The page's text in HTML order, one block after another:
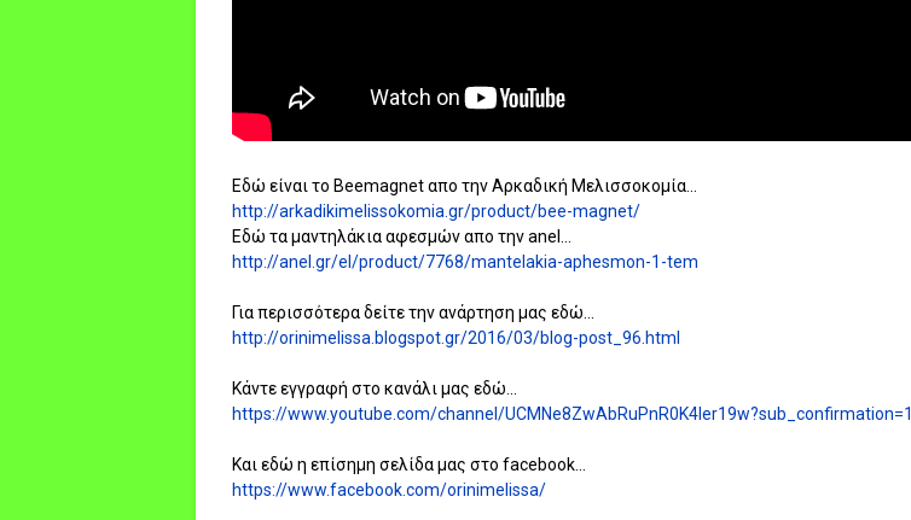
Εδώ είναι το Beemagnet απο την Αρκαδική Μελισσοκομία...
http://arkadikimelissokomia.gr/product/bee-magnet/
Εδώ τα μαντηλάκια αφεσμών απο την anel...
http://anel.gr/el/product/7768/mantelakia-aphesmon-1-tem
Για περισσότερα δείτε την ανάρτηση μας εδώ...
http://orinimelissa.blogspot.gr/2016/03/blog-post_96.html
Κάντε εγγραφή στο κανάλι μας εδώ...
https://www.youtube.com/channel/UCMNe8ZwAbRuPnR0K4ler19w?sub_confirmation=1
Και εδώ η επίσημη σελίδα μας στο facebook...
https://www.facebook.com/orinimelissa/